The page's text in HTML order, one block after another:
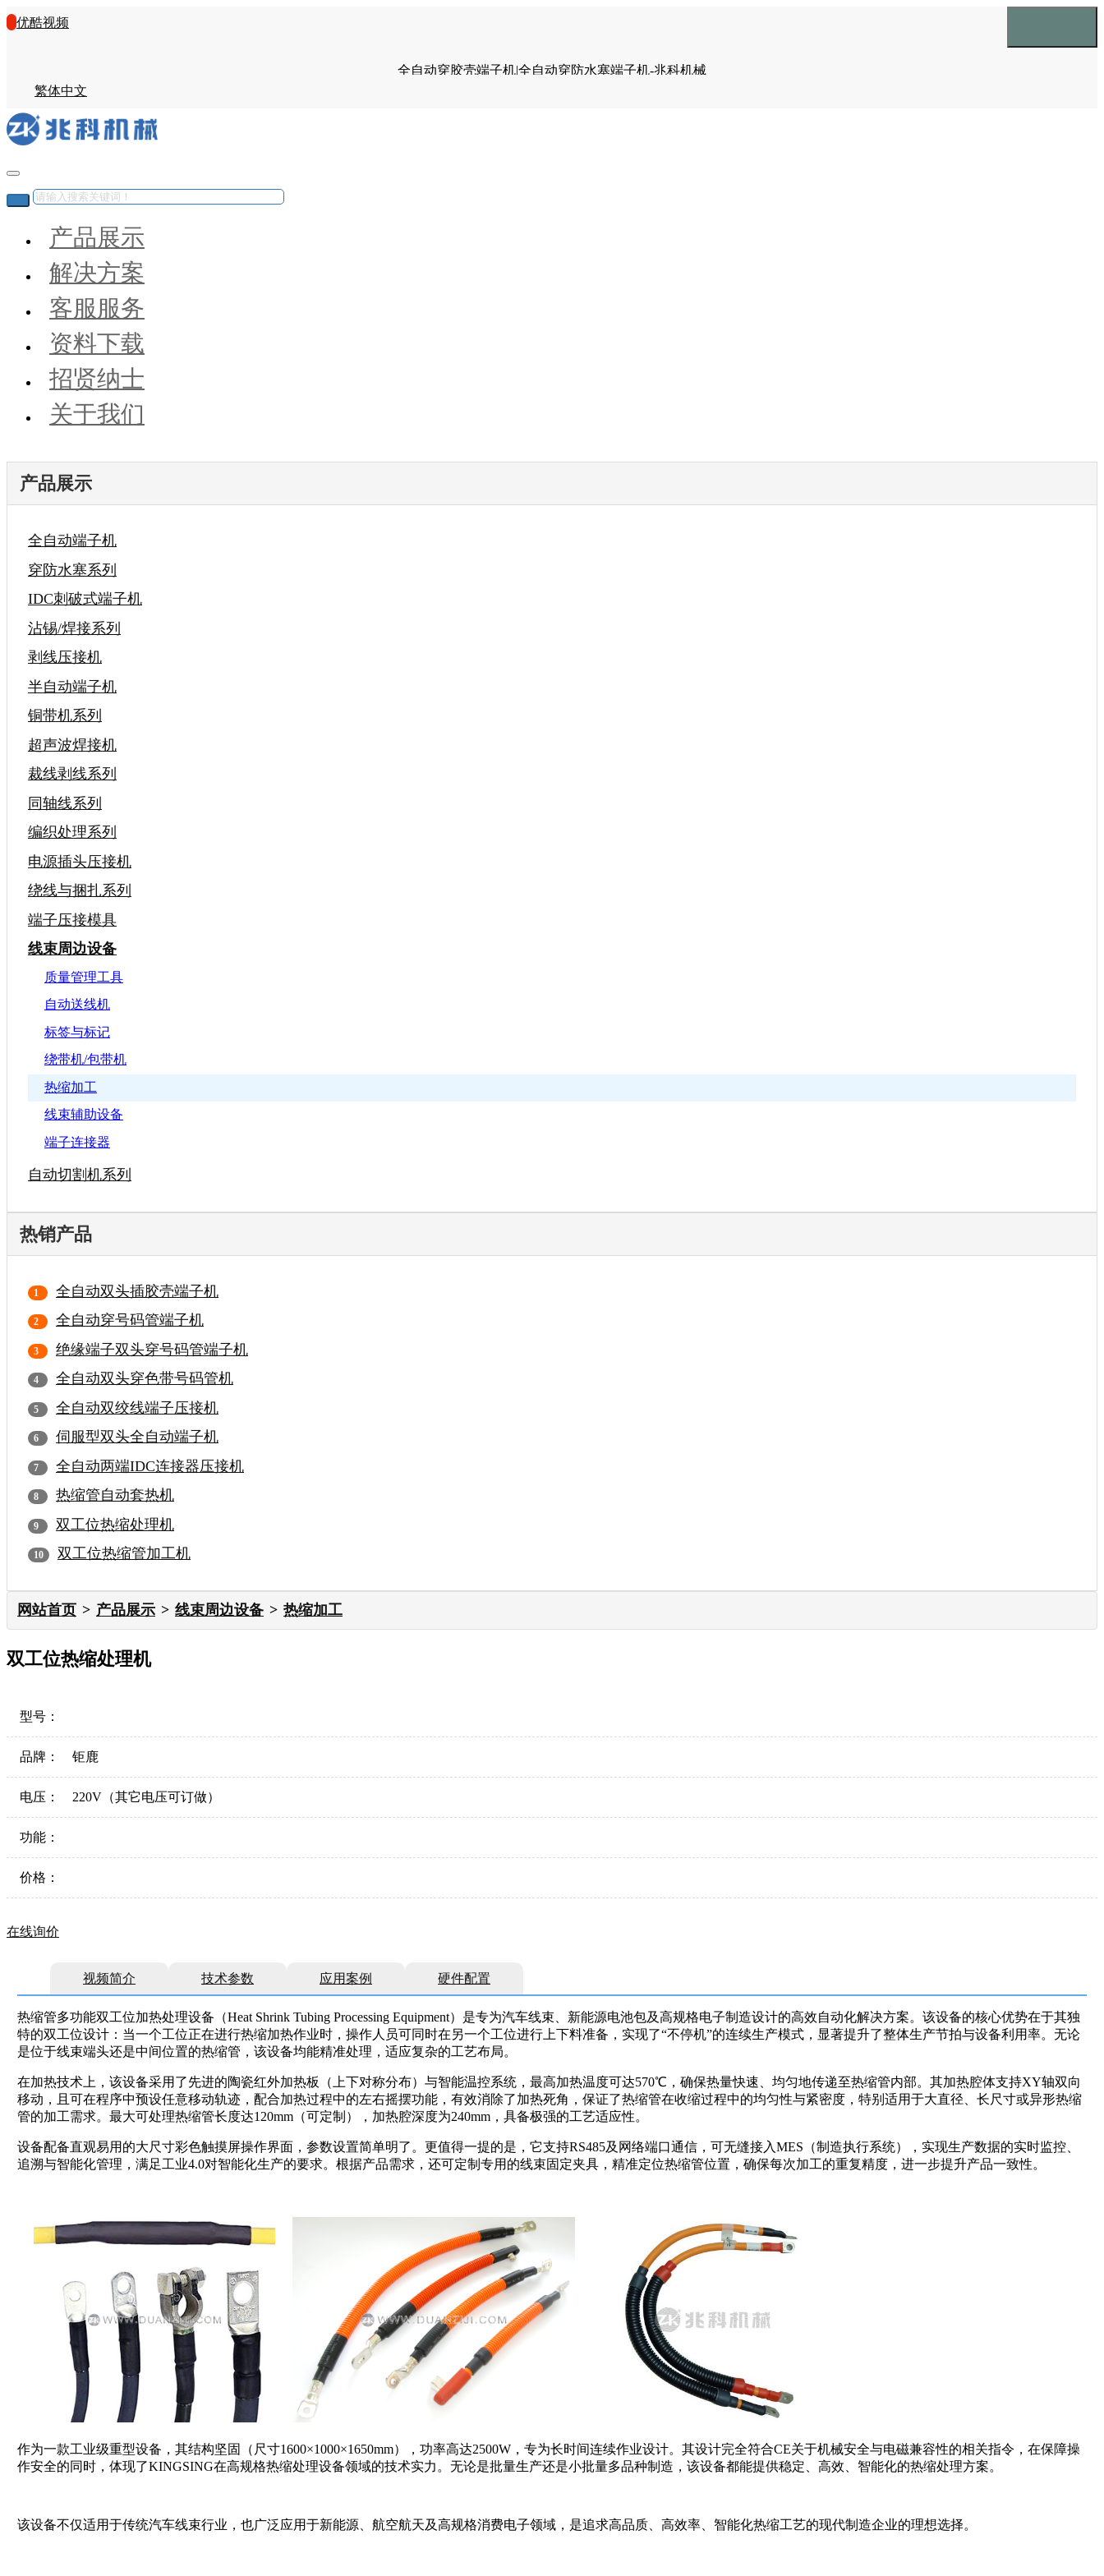
优酷视频
全自动穿胶壳端子机|全自动穿防水塞端子机-兆科机械
繁体中文
产品展示
解决方案
客服服务
资料下载
招贤纳士
关于我们
产品展示
全自动端子机
穿防水塞系列
IDC刺破式端子机
沾锡/焊接系列
剥线压接机
半自动端子机
铜带机系列
超声波焊接机
裁线剥线系列
同轴线系列
编织处理系列
电源插头压接机
绕线与捆扎系列
端子压接模具
线束周边设备
质量管理工具
自动送线机
标签与标记
绕带机/包带机
热缩加工
线束辅助设备
端子连接器
自动切割机系列
热销产品
全自动双头插胶壳端子机
全自动穿号码管端子机
绝缘端子双头穿号码管端子机
全自动双头穿色带号码管机
全自动双绞线端子压接机
伺服型双头全自动端子机
全自动两端IDC连接器压接机
热缩管自动套热机
双工位热缩处理机
双工位热缩管加工机
网站首页 产品展示 线束周边设备 热缩加工
双工位热缩处理机
型号：
品牌： 钜鹿
电压： 220V（其它电压可订做）
功能：
价格：
在线询价
视频简介 技术参数 应用案例 硬件配置
热缩管多功能双工位加热处理设备（Heat Shrink Tubing Processing Equipment）是专为汽车线束、新能源电池包及高规格电子制造设计的高效自动化解决方案。该设备的核心优势在于其独
特的双工位设计：当一个工位正在进行热缩加热作业时，操作人员可同时在另一个工位进行上下料准备，实现了“不停机”的连续生产模式，显著提升了整体生产节拍与设备利用率。无论
是位于线束端头还是中间位置的热缩管，该设备均能精准处理，适应复杂的工艺布局。
在加热技术上，该设备采用了先进的陶瓷红外加热板（上下对称分布）与智能温控系统，最高加热温度可达570℃，确保热量快速、均匀地传递至热缩管内部。其加热腔体支持XY轴双向
移动，且可在程序中预设任意移动轨迹，配合加热过程中的左右摇摆功能，有效消除了加热死角，保证了热缩管在收缩过程中的均匀性与紧密度，特别适用于大直径、长尺寸或异形热缩
管的加工需求。最大可处理热缩管长度达120mm（可定制），加热腔深度为240mm，具备极强的工艺适应性。
设备配备直观易用的大尺寸彩色触摸屏操作界面，参数设置简单明了。更值得一提的是，它支持RS485及网络端口通信，可无缝接入MES（制造执行系统），实现生产数据的实时监控、
追溯与智能化管理，满足工业4.0对智能化生产的要求。根据产品需求，还可定制专用的线束固定夹具，精准定位热缩管位置，确保每次加工的重复精度，进一步提升产品一致性。
作为一款工业级重型设备，其结构坚固（尺寸1600×1000×1650mm），功率高达2500W，专为长时间连续作业设计。其设计完全符合CE关于机械安全与电磁兼容性的相关指令，在保障操
作安全的同时，体现了KINGSING在高规格热缩处理设备领域的技术实力。无论是批量生产还是小批量多品种制造，该设备都能提供稳定、高效、智能化的热缩处理方案。
该设备不仅适用于传统汽车线束行业，也广泛应用于新能源、航空航天及高规格消费电子领域，是追求高品质、高效率、智能化热缩工艺的现代制造企业的理想选择。